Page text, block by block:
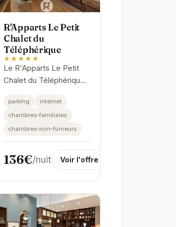
R'Apparts Le Petit
Chalet du
Téléphérique
★★★★★
Le R'Apparts Le Petit
Chalet du Téléphérique
appartements
confortables et bien
équipés, parfaits pour
un séjour relaxant à...
parking
internet
chambres-familiales
chambres-non-fumeurs
136€/nuit Voir l'offre